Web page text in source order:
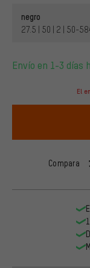
negro
27.5 | 50 | 2 | 50-
Envío en 1-3 días
El
Compara